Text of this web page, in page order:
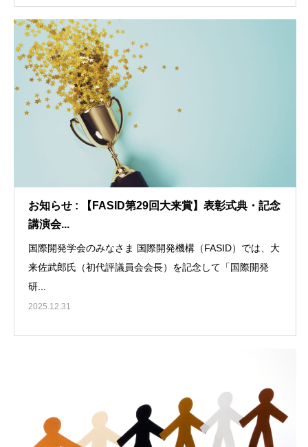
お知らせ : 【FASID第29回大来賞】表彰式典・記念
講演会...
国際開発学会のみなさま 国際開発機構（FASID）では、大
来佐武郎氏（初代評議員会会長）を記念して「国際開発
研...
2025.12.31